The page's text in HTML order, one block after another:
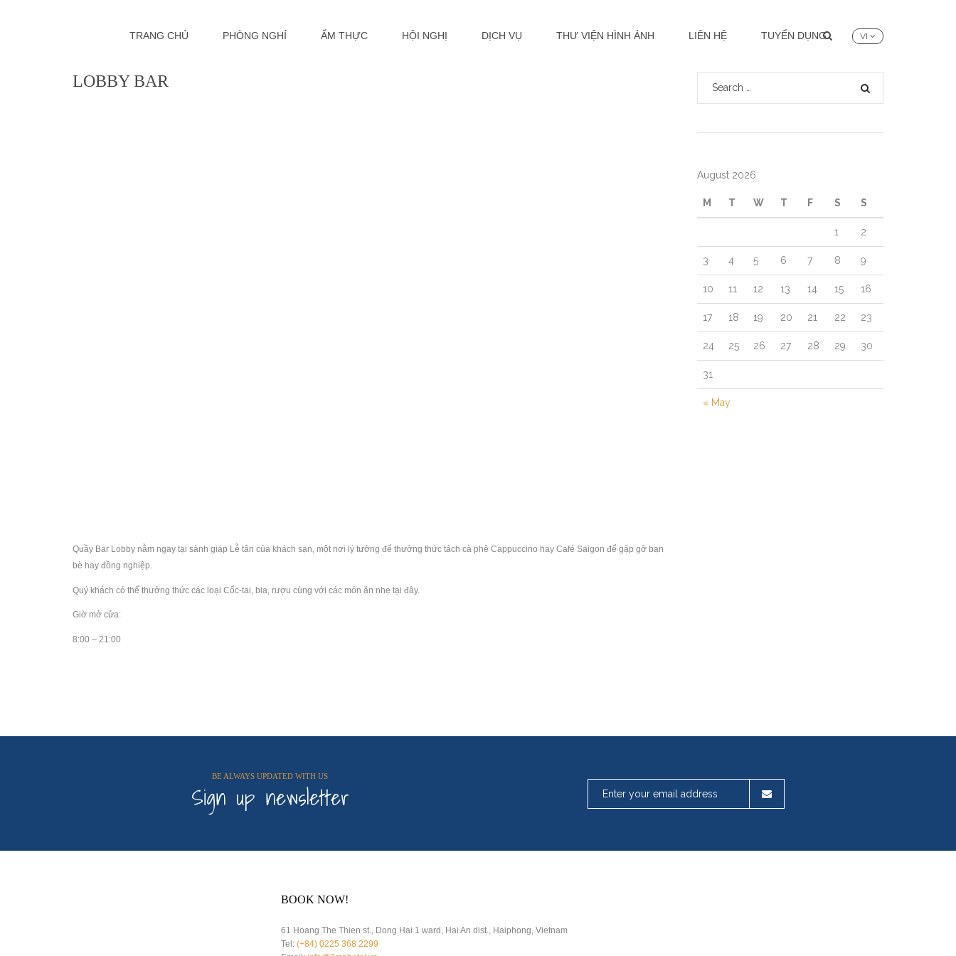
Search
: VI
TRANG CHỦ PHÒNG NGHỈ ẨM THỰC HỘI NGHỊ DỊCH VỤ THƯ VIỆN HÌNH ẢNH LIÊN HỆ TUYỂN DỤNG
LOBBY BAR
Quầy Bar Lobby nằm ngay tại sảnh giáp Lễ tân của khách sạn, một nơi lý tưởng để thưởng thức tách cà phê Cappuccino hay Café Saigon để gặp gỡ bạn
bè hay đồng nghiệp.
Quý khách có thể thưởng thức các loại Cốc-tai, bia, rượu cùng với các món ăn nhẹ tại đây.
Giờ mở cửa:
8:00 – 21:00
August 2026
M T W T F S S
« May
1 2
3 4 5 6 7 8 9
10 11 12 13 14 15 16
17 18 19 20 21 22 23
24 25 26 27 28 29 30
31
BE ALWAYS UPDATED WITH US
Sign up newsletter
BOOK NOW!
61 Hoang The Thien st., Dong Hai 1 ward, Hai An dist., Haiphong, Vietnam
Tel: (+84) 0225 368 2299